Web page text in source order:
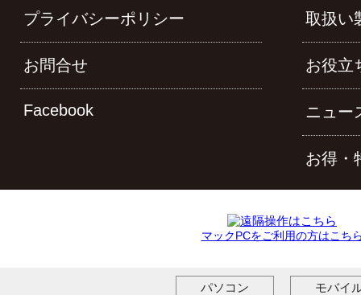
プライバシーポリシー
お問合せ
Facebook
取扱い
お役立
ニュー
お得・
マックPCをご利用の方はこち
パソコン モバイ